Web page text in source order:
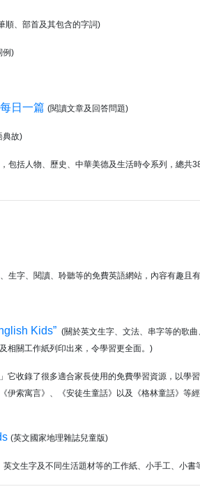
順、部首及其包含的字詞)
例)
日一篇 (閱讀文章及回答問題)
典故)
包括人物、歷史、中華美德及生活時令系列，總共
生字、閱讀、聆聽等的免費英語網站，內容有趣且
Kids” (關於英文生字、文法、串字等的歌
相關工作紙列印出來，令學習更全面。)
它收錄了很多適合家長使用的免費學習資源，以學
伊索寓言》、《安徒生童話》以及《格林童話》等
(英文國家地理雜誌兒童版)
英文生字及不同生活題材等的工作紙、小手工、小書